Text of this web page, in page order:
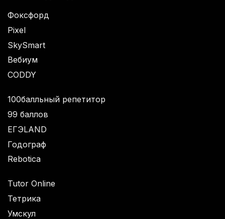
Фоксфорд
Pixel
SkySmart
Вебиум
CODDY
100балльный репетитор
99 баллов
ЕГЭLAND
Годограф
Rebotica
Tutor Online
Тетрика
Умскул